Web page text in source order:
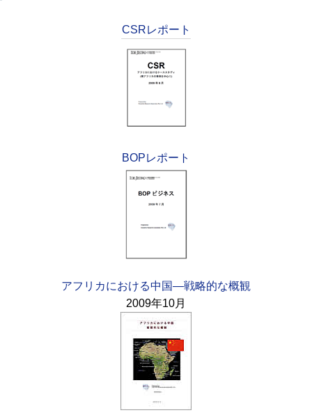
CSRレポート
BOPレポート
アフリカにおける中国—戦略的な概観
2009年10月